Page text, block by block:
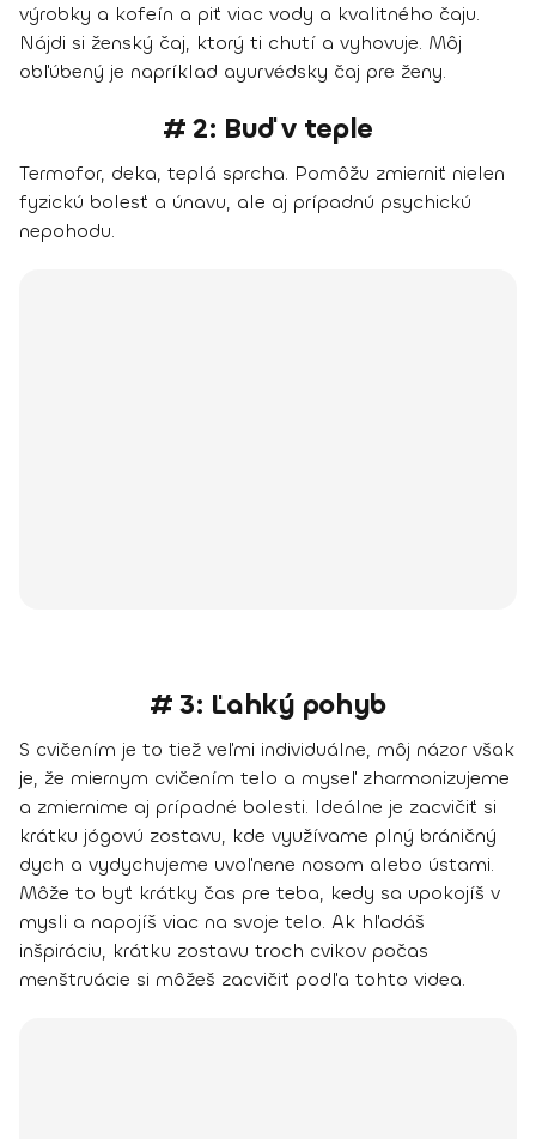
výrobky a kofeín a piť viac vody a kvalitného čaju.
Nájdi si ženský čaj, ktorý ti chutí a vyhovuje. Môj
obľúbený je napríklad ayurvédsky čaj pre ženy.
# 2: Buď v teple
Termofor, deka, teplá sprcha. Pomôžu zmierniť nielen
fyzickú bolesť a únavu, ale aj prípadnú psychickú
nepohodu.
# 3: Ľahký pohyb
S cvičením je to tiež veľmi individuálne, môj názor však
je, že miernym cvičením telo a myseľ zharmonizujeme
a zmiernime aj prípadné bolesti. Ideálne je zacvičiť si
krátku jógovú zostavu, kde využívame plný bráničný
dych a vydychujeme uvoľnene nosom alebo ústami.
Môže to byť krátky čas pre teba, kedy sa upokojíš v
mysli a napojíš viac na svoje telo. Ak hľadáš
inšpiráciu, krátku zostavu troch cvikov počas
menštruácie si môžeš zacvičiť podľa tohto videa.